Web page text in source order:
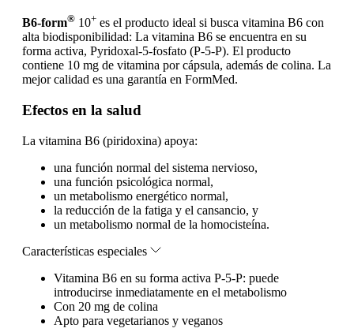
B6-form® 10+ es el producto ideal si busca vitamina B6 con
alta biodisponibilidad: La vitamina B6 se encuentra en su
forma activa, Pyridoxal-5-fosfato (P-5-P). El producto
contiene 10 mg de vitamina por cápsula, además de colina. La
mejor calidad es una garantía en FormMed.
Efectos en la salud
La vitamina B6 (piridoxina) apoya:
una función normal del sistema nervioso,
una función psicológica normal,
un metabolismo energético normal,
la reducción de la fatiga y el cansancio, y
un metabolismo normal de la homocisteína.
Características especiales
Vitamina B6 en su forma activa P-5-P: puede
introducirse inmediatamente en el metabolismo
Con 20 mg de colina
Apto para vegetarianos y veganos